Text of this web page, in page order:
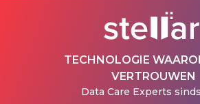
TECHNOLOGIE
VERTROUWEN
Data Care Experts